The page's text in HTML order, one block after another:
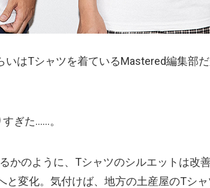
はTシャツを着ているMastered編集部
ぎた……。
かのように、Tシャツのシルエットは改
変化。気付けば、地方の土産屋のTシ